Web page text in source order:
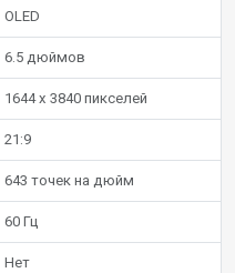
OLED
6.5 дюймов
1644 x 3840 пикселей
21:9
643 точек на дюйм
60 Гц
Нет